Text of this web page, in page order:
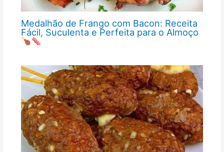
Medalhão de Frango com Bacon: Receita
Fácil, Suculenta e Perfeita para o Almoço